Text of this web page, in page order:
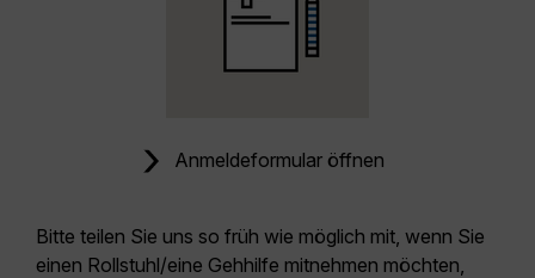
Anmeldeformular öffnen
Bitte teilen Sie uns so früh wie möglich mit, wenn Sie
einen Rollstuhl/eine Gehhilfe mitnehmen möchten,